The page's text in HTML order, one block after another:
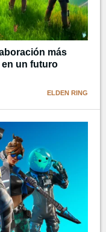
más
en un futuro
ELDEN RING